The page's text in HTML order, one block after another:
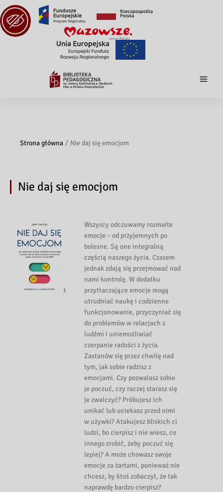
Strona główna Nie daj się emocjom
Nie daj się emocjom
Wszyscy odczuwamy rozmaite
emocje – od przyjemnych po
bolesne. Są one integralną
częścią naszego życia. Czasem
jednak zdają się przejmować nad
nami kontrolę. W dodatku
przytłaczające emocje mogą
utrudniać naukę i codzienne
funkcjonowanie, przyczyniać się
do problemów w relacjach z
ludźmi i uniemożliwiać
czerpanie radości z życia.
Zastanów się przez chwilę nad
tym, jak sobie radzisz z
emocjami. Czy pozwalasz sobie
je poczuć, czy raczej starasz się
je zwalczyć? Próbujesz ich
unikać lub uciekasz przed nimi
w używki? Atakujesz bliskich ci
ludzi, bo cierpisz i nie wiesz, co
innego zrobić, żeby poczuć się
lepiej? A może chowasz swoje
emocje za żartami, ponieważ nie
chcesz, by ktoś zobaczył, że tak
naprawdę bardzo cierpisz?